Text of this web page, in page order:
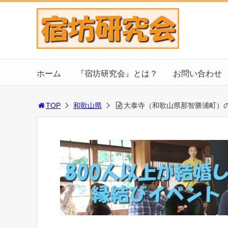
ホーム 『宿坊研究会』とは？ お問い合わせ
TOP 和歌山県 大泰寺（和歌山県那智勝浦町）